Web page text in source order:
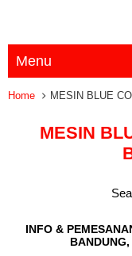
Menu
Home MESIN BLUE
MESIN
INFO &